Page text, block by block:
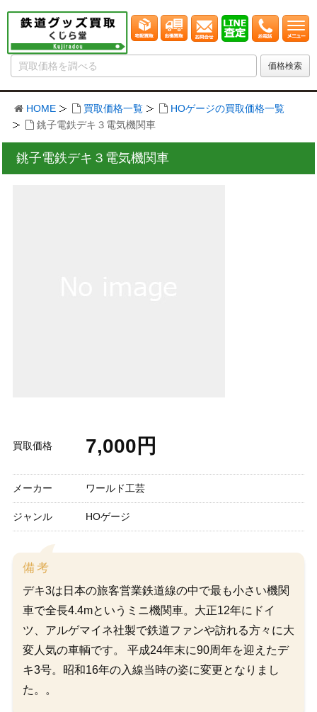
HOME 買取価格一覧
HOゲージの買取価格一覧
銚子電鉄デキ３電気機関車
銚子電鉄デキ３電気機関車
買取価格 7,000円
メーカー ワールド工芸
ジャンル HOゲージ
備考
デキ3は日本の旅客営業鉄道線の中で最も小さい機関
車で全長4.4mというミニ機関車。大正12年にドイ
ツ、アルゲマイネ社製で鉄道ファンや訪れる方々に大
変人気の車輌です。 平成24年末に90周年を迎えたデ
キ3号。昭和16年の入線当時の姿に変更となりまし
た。。